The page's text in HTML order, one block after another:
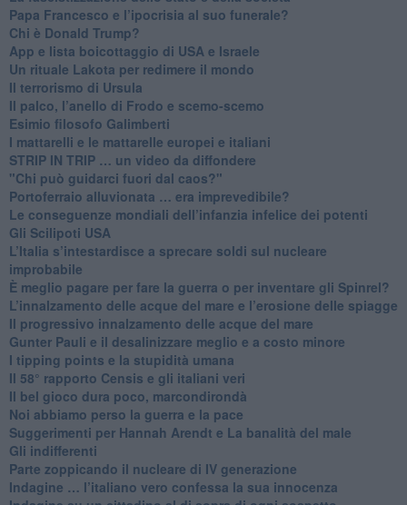
Papa Francesco e l’ipocrisia al suo funerale?
​Chi è Donald Trump?
App e lista boicottaggio di USA e Israele
​Un rituale Lakota per redimere il mondo
Il terrorismo di Ursula
​Il palco, l’anello di Frodo e scemo-scemo
Esimio filosofo Galimberti
​I mattarelli e le mattarelle europei e italiani
​STRIP IN TRIP … un video da diffondere
"Chi può guidarci fuori dal caos?"
​Portoferraio alluvionata … era imprevedibile?
Le conseguenze mondiali dell’infanzia infelice dei potenti
​Gli Scilipoti USA
L’Italia s’intestardisce a sprecare soldi sul nucleare
improbabile
È meglio pagare per fare la guerra o per inventare gli Spinrel?
​L’innalzamento delle acque del mare e l’erosione delle spiagge
​Il progressivo innalzamento delle acque del mare
​Gunter Pauli e il desalinizzare meglio e a costo minore
I tipping points e la stupidità umana
​Il 58° rapporto Censis e gli italiani veri
​Il bel gioco dura poco, marcondirondà
Noi abbiamo perso la guerra e la pace
Suggerimenti per Hannah Arendt e La banalità del male
​Gli indifferenti
Parte zoppicando il nucleare di IV generazione
​Indagine … l’italiano vero confessa la sua innocenza